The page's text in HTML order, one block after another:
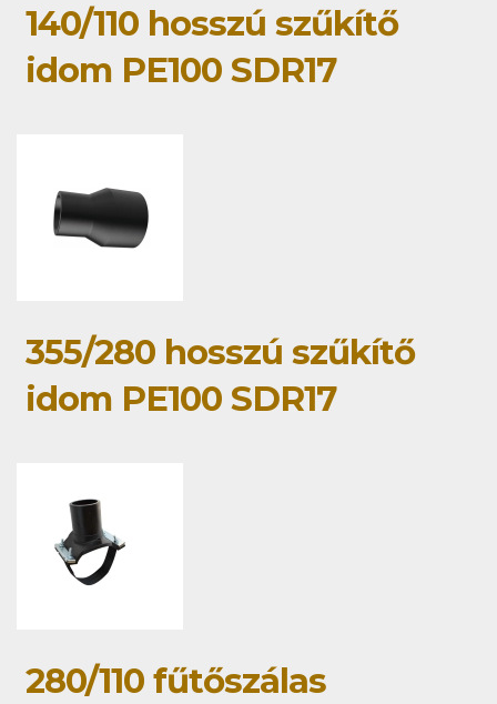
140/110 hosszú szűkítő
idom PE100 SDR17
355/280 hosszú szűkítő
idom PE100 SDR17
280/110 fűtőszálas